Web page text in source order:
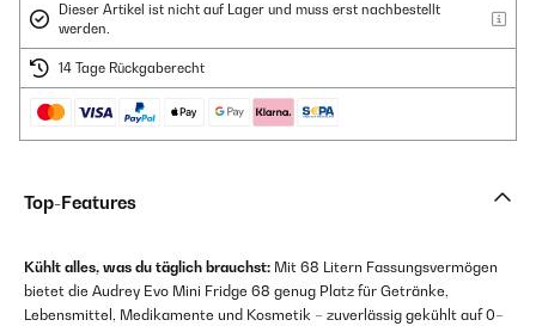
Dieser Artikel ist nicht auf Lager und muss erst nachbestellt
werden.
14 Tage Rückgaberecht
Top-Features
Kühlt alles, was du täglich brauchst: Mit 68 Litern Fassungsvermögen
bietet die Audrey Evo Mini Fridge 68 genug Platz für Getränke,
Lebensmittel, Medikamente und Kosmetik – zuverlässig gekühlt auf 0–